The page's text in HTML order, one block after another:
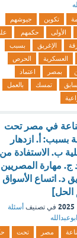
تكوين
جيوشهم
الأولى حكمهم
الإغريق
بسبب
العسكرية
الحرص
بمصر
اعتماد
تمسك
بالعمل
في مصر تحت
بسبب: أ. ازدهار
ب. الاستفادة من
ج. مهارة المصريين
د. اتساع الأسواق
الحل]
في تصنيف أسئلة
ابوعبدالله
مصر تحت